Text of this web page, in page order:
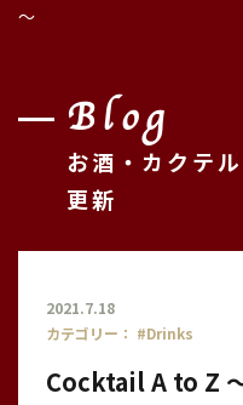
〜
Blog
お酒・カクテ
更新
2021.7.18
カテゴリー： #Drinks
Cocktail A to Z